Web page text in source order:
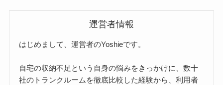
運営者情報
はじめまして、運営者のYoshieです。
自宅の収納不足という自身の悩みをきっかけに、数十
社のトランクルームを徹底比較した経験から、利用者